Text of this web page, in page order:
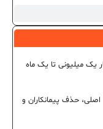
یک میلیونی تا یک ماه
حذف پیمانکاران و